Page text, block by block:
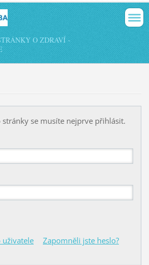
O ZDRAVÍ -
stránky se musíte nejprve přihlásit.
uživatele Zapomněli jste heslo?